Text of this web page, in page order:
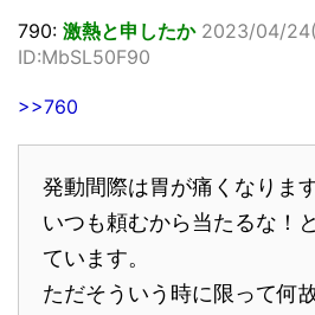
790: 激熱と申したか 2023/04/
ID:MbSL50F90
>>760
発動間際は胃が痛くなります
いつも頼むから当たるな！
ています。
ただそういう時に限って何